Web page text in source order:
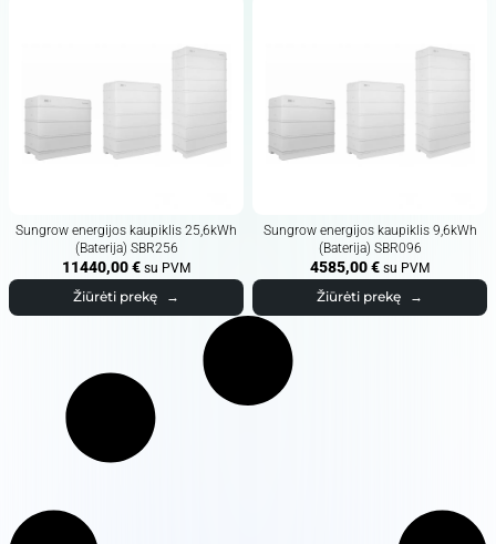
Sungrow energijos kaupiklis 25,6kWh
(Baterija) SBR256
11440,00€ su PVM
Žiūrėti prekę →
Sungrow energijos kaupiklis 9,6kWh
(Baterija) SBR096
4585,00€ su PVM
Žiūrėti prekę →